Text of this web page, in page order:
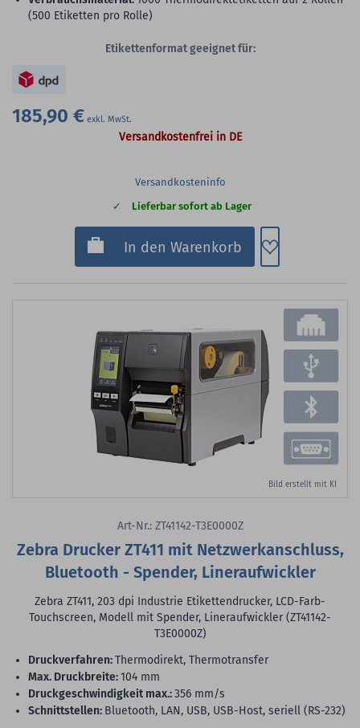
(500 Etiketten pro Rolle)
Etikettenformat geeignet für:
185,90 €
Versandkostenfrei in DE
Versandkosteninfo
Lieferbar sofort ab Lager
In den Warenkorb Zum
Bild erstellt mit KI
Art-Nr.: ZT41142-T3E0000Z
Zebra Drucker ZT411 mit Netzwerkanschluss,
Bluetooth - Spender, Lineraufwickler
Zebra ZT411, 203 dpi Industrie Etikettendrucker, LCD-Farb-
Touchscreen, Modell mit Spender, Lineraufwickler (ZT41142-
T3E0000Z)
Druckverfahren:Thermodirekt, Thermotransfer
max. Druckbreite:104 mm
Druckgeschwindigkeit max.:356 mm/s
Schnittstellen: Bluetooth, LAN, USB, USB-Host, seriell (RS-232)